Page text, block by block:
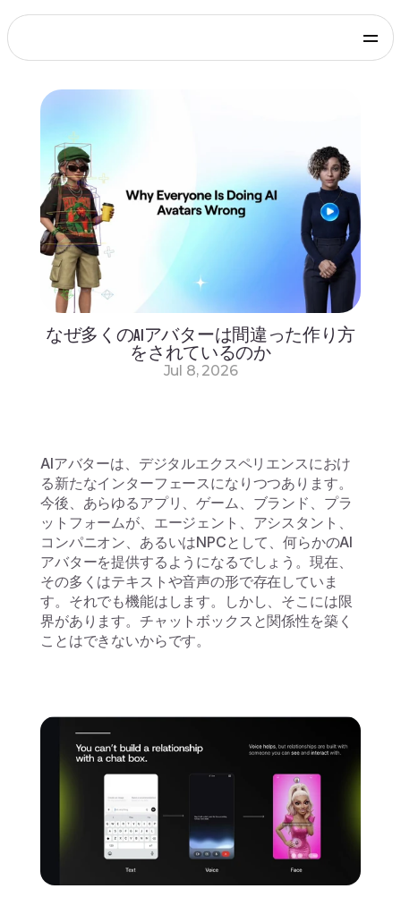
なぜ多くのAIアバターは間違った作り方
をされているのか
Jul 8, 2026
AIアバターは、デジタルエクスペリエンスにおけ
る新たなインターフェースになりつつあります。
今後、あらゆるアプリ、ゲーム、ブランド、プラ
ットフォームが、エージェント、アシスタント、
コンパニオン、あるいはNPCとして、何らかのAI
アバターを提供するようになるでしょう。現在、
その多くはテキストや音声の形で存在していま
す。それでも機能はします。しかし、そこには限
界があります。チャットボックスと関係性を築く
ことはできないからです。
Platform
Get in touch
SDKs and Tools
Games
Integrate via Unity SDK
iOS apps Early Access
Integrate via iOS SDK
Android apps
Integrate via Android SDK
Integrate via Web SDK
Developer Portal
Log in to your Genies account